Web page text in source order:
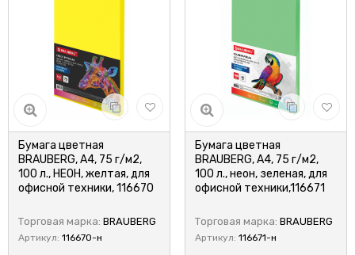
Бумага цветная
BRAUBERG, А4, 75 г/м2,
100 л., НЕОН, желтая, для
офисной техники, 116670
Торговая марка: BRAUBERG
Артикул: 116670-н
Бумага цветная
BRAUBERG, А4, 75 г/м2,
100 л., неон, зеленая, для
офисной техники,116671
Торговая марка: BRAUBERG
Артикул: 116671-н